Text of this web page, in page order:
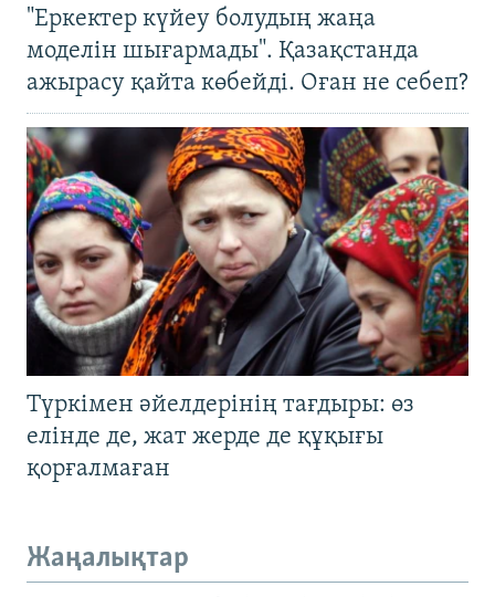
"Еркектер күйеу болудың жаңа
моделін шығармады". Қазақстанда
ажырасу қайта көбейді. Оған не себеп?
Түркімен әйелдерінің тағдыры: өз
елінде де, жат жерде де құқығы
қорғалмаған
Жаңалықтар